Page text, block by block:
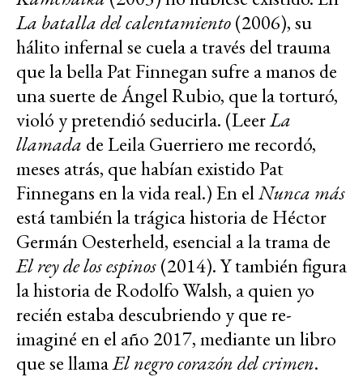
La batalla del calentamiento(2006), su
hálito infernal se cuela a través del trauma
que la bella Pat Finnegan sufre a manos de
una suerte de Ángel Rubio, que la torturó,
violó y pretendió seducirla. (LeerLa
llamada de Leila Guerriero me recordó,
meses atrás, que habían existido Pat
Finnegans en la vida real.) En elNunca más
está también la trágica historia de Héctor
Germán Oesterheld, esencial a la trama de
El rey de los espinos(2014). Y también figura
la historia de Rodolfo Walsh, a quien yo
recién estaba descubriendo y que re-
imaginé en el año 2017, mediante un libro
que se llamaEl negro corazón del crimen.